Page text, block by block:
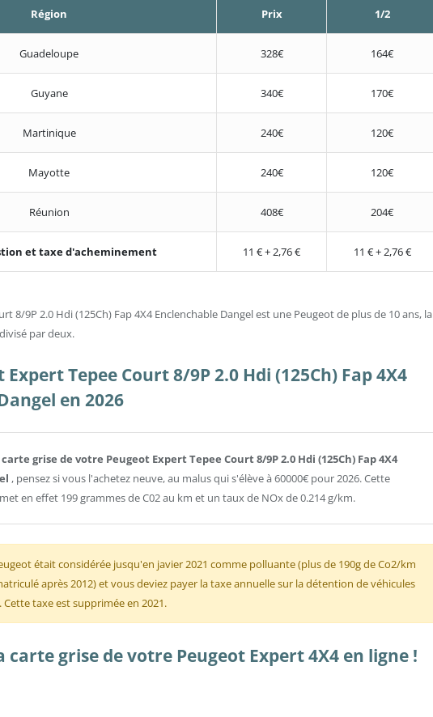
Région Prix 1/2
Guadeloupe 328€ 164€
Guyane 340€ 170€
Martinique 240€ 120€
Mayotte 240€ 120€
Réunion 408€ 204€
et taxe d'acheminement 11 € + 2,76 € 11 € + 2,76 €
8/9P 2.0 Hdi (125Ch) Fap 4X4 Enclenchable Dangel est une Peugeot de plus de 10 ans, la
par deux.
Tepee Court 8/9P 2.0 Hdi (125Ch) Fap 4X4
en 2026
grise de votre Peugeot Expert Tepee Court 8/9P 2.0 Hdi (125Ch) Fap 4X4
, pensez si vous l'achetez neuve, au malus qui s'élève à 60000€ pour 2026. Cette
en effet 199 grammes de C02 au km et un taux de NOx de 0.214 g/km.
était considérée jusqu'en javier 2021 comme polluante (plus de 190g de Co2/km
après 2012) et vous deviez payer la taxe annuelle sur la détention de véhicules
taxe est supprimée en 2021.
carte grise de votre Peugeot Expert 4X4 en ligne !